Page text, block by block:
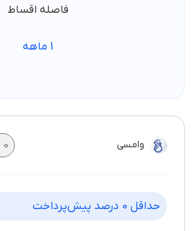
فاصله اقساط
1 ماهه
وامسی 0
حداقل 0 درصد پیش‌پرداخت